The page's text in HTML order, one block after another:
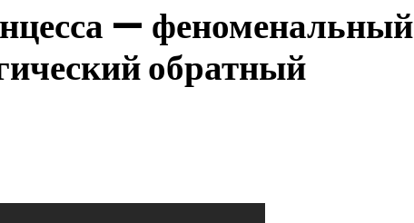
— феноменальный
обратный